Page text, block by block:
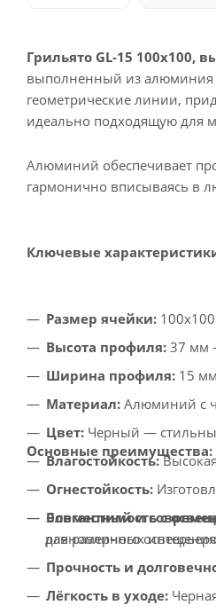
Грильято GL-15
выполненный из алюминия
геометрические линии,
идеально подходящую для
Алюминий обеспечивает
гармонично вписываясь в
Ключевые
Размер ячейки:
Высота профиля: 37 мм
Ширина профиля: 15
Материал: Алюминий с
Цвет: Черный —
Влагостойкость:
Огнестойкость:
Совместимость с
равномерного
Основные преимущества:
Элегантный и
для различных
Прочность и
Лёгкость в уходе: